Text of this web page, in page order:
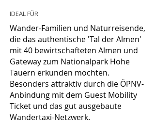
IDEAL FÜR
Wander-Familien und Naturreisende,
die das authentische 'Tal der Almen'
mit 40 bewirtschafteten Almen und
Gateway zum Nationalpark Hohe
Tauern erkunden möchten.
Besonders attraktiv durch die ÖPNV-
Anbindung mit dem Guest Mobility
Ticket und das gut ausgebaute
Wandertaxi-Netzwerk.